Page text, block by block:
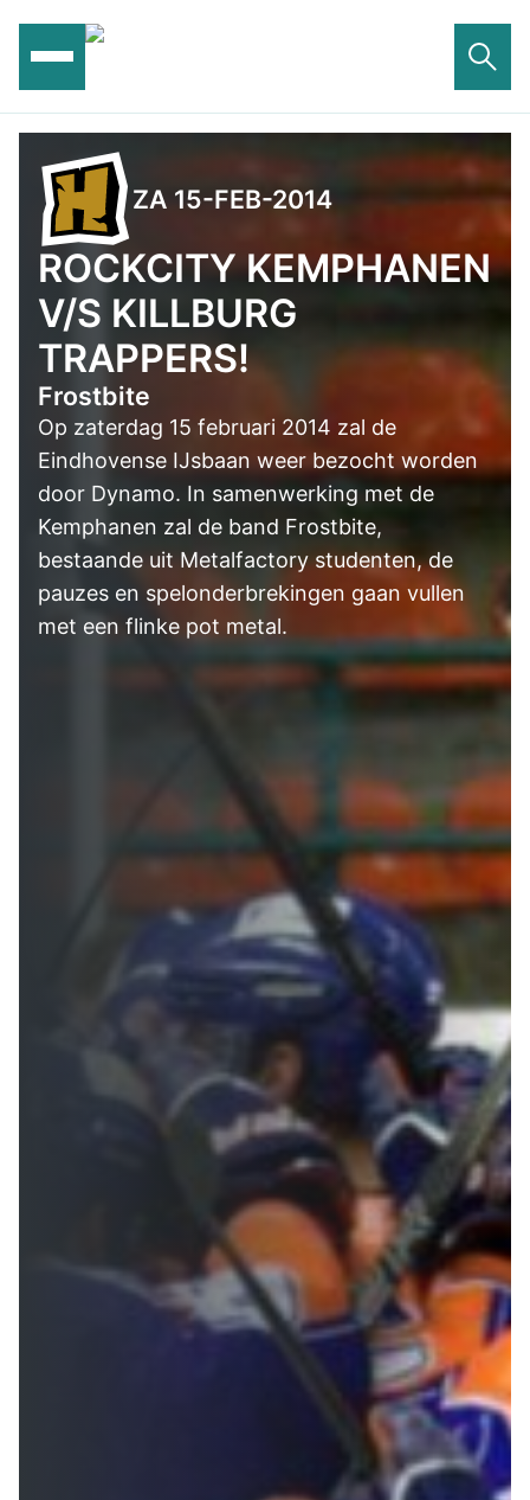
ZA 15-FEB-2014
ROCKCITY KEMPHANEN
V/S KILLBURG
TRAPPERS!
Frostbite
Op zaterdag 15 februari 2014 zal de
Eindhovense IJsbaan weer bezocht worden
door Dynamo. In samenwerking met de
Kemphanen zal de band Frostbite,
bestaande uit Metalfactory studenten, de
pauzes en spelonderbrekingen gaan vullen
met een flinke pot metal.